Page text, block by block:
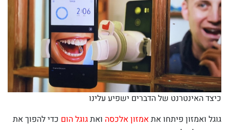
כיצד האינטרנט של הדברים ישפיע עלינו
גוגל ואמזון פיתחו אתאמזון אלכסה ואתגוגל הום כדי להפוך את